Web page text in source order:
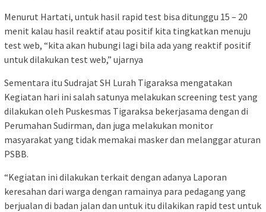
Menurut Hartati, untuk hasil rapid test bisa ditunggu 15 – 20
menit kalau hasil reaktif atau positif kita tingkatkan menuju
test web, “kita akan hubungi lagi bila ada yang reaktif positif
untuk dilakukan test web,” ujarnya
Sementara itu Sudrajat SH Lurah Tigaraksa mengatakan
Kegiatan hari ini salah satunya melakukan screening test yang
dilakukan oleh Puskesmas Tigaraksa bekerjasama dengan di
Perumahan Sudirman, dan juga melakukan monitor
masyarakat yang tidak memakai masker dan melanggar aturan
PSBB.
“Kegiatan ini dilakukan terkait dengan adanya Laporan
keresahan dari warga dengan ramainya para pedagang yang
berjualan di badan jalan dan untuk itu dilakikan rapid test untuk